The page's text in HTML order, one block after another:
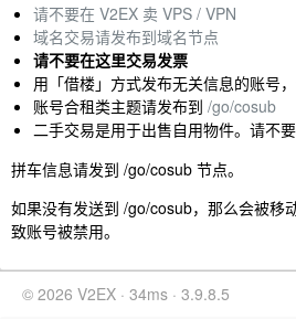
请不要在 V2EX 卖 VPS / VPN
域名交易请发布到域名节点
请不要在这里交易发票
用「借楼」方式发布无关信息的账号
账号合租类主题请发布到 /go/cosub
二手交易是用于出售自用物件。请不
拼车信息请发到 /go/cosub 节点。
如果没有发送到 /go/cosub，那么会被移
致账号被禁用。
© 2026 V2EX · 34ms · 3.9.8.5